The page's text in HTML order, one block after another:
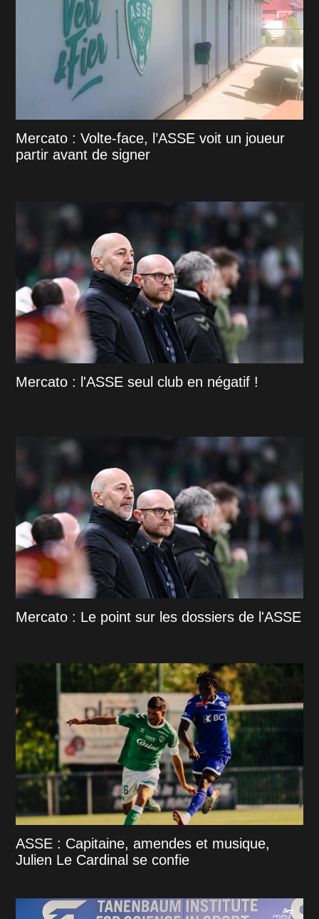
Mercato : Volte-face, l’ASSE voit un joueur
partir avant de signer
Mercato : l'ASSE seul club en négatif !
Mercato : Le point sur les dossiers de l'ASSE
ASSE : Capitaine, amendes et musique,
Julien Le Cardinal se confie